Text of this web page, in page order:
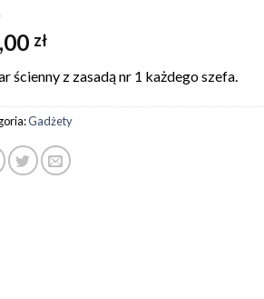
zł
ścienny z zasadą nr 1 każdego szefa.
Gadżety